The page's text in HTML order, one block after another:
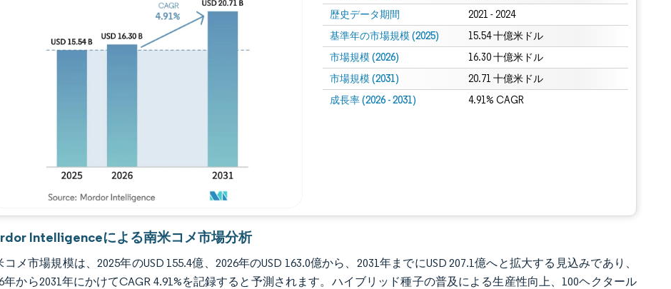
歴史データ期間 2021 - 2024
基準年の市場規模 (2025) 15.54 十億米ドル
市場規模 (2026) 16.30 十億米ドル
市場規模 (2031) 20.71 十億米ドル
成長率 (2026 - 2031) 4.91% CAGR
画像 © Mordor Intelligence。再利用にはCC BY 4.0の表示が必要です。
Intelligenceによる南米コメ市場分析
コメ市場規模は、2025年のUSD 155.4億、2026年のUSD 163.0億から、2031年までにUSD 207.1億へと拡大する見込みであり、
年から2031年にかけてCAGR 4.91%を記録すると予測されます。ハイブリッド種子の普及による生産性向上、100ヘクタール